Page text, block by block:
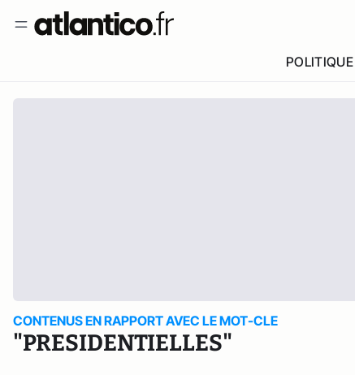
POLITIQUE
CONTENUS EN RAPPORT AVEC LE MOT-CLE
"PRESIDENTIELLES"